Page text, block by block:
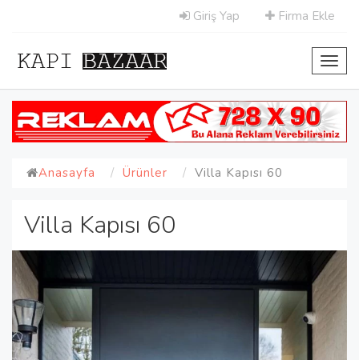
Giriş Yap Firma Ekle
Anasayfa Ürünler Villa Kapısı 60
Villa Kapısı 60